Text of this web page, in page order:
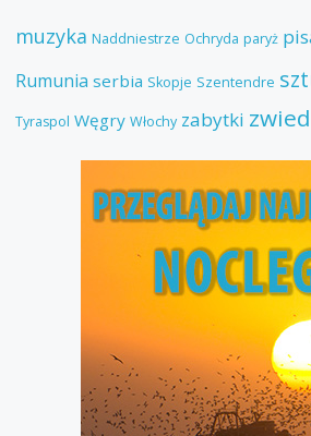
muzyka Naddniestrze Ochryda paryż
Rumunia serbia Skopje Szentendre
Tyraspol Węgry Włochy zabytki